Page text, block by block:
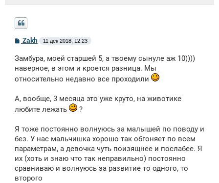
С
о
б
щ
н
Zakh 11 дек 2018, 12:23
Замбура, моей старшей 5, а твоему сынуле аж 10))))
наверное, в этом и кроется разница. Мы
относительно недавно все проходили
А, вообще, 3 месяца это уже круто, на животике
любите лежать
?
Я тоже постоянно волнуюсь за малышей по поводу и
без. У нас мальчишка хорошо так обгоняет по всем
параметрам, а девочка чуть поизящнее и послабее. Я
их (хоть и знаю что так неправильно) постоянно
сравниваю и волнуюсь за развитие то одного, то
второго